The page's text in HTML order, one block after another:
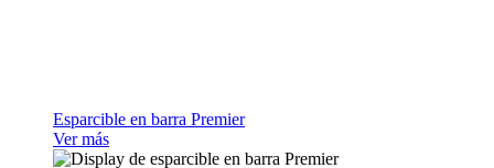
Esparcible en barra Premier
Ver más